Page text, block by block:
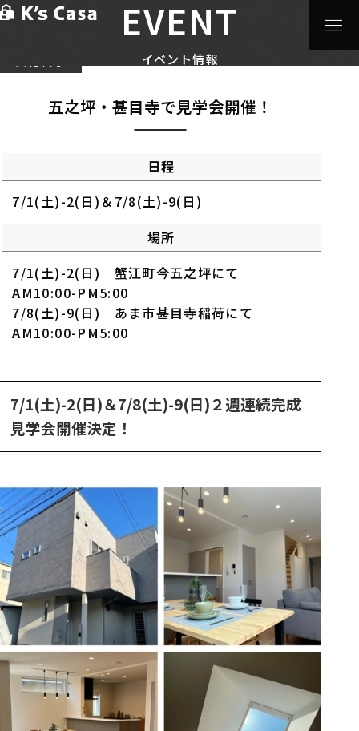
EVENT
イベント情報
>五之坪・甚目寺で見学会開催！
五之坪・甚目寺で見学会開催！
日程
7/1(土)-2(日)＆7/8(土)-9(日)
場所
7/1(土)-2(日) 蟹江町今五之坪にて
AM10:00-PM5:00
7/8(土)-9(日) あま市甚目寺稲荷にて
AM10:00-PM5:00
7/1(土)-2(日)＆7/8(土)-9(日)２週連続完成
見学会開催決定！